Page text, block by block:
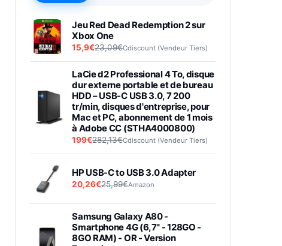
Jeu Red Dead Redemption 2 sur
Xbox One
15,9€23,09€Cdiscount (Vendeur Tiers)
LaCie d2 Professional 4 To, disque
dur externe portable et de bureau
HDD – USB-C USB 3.0, 7 200
tr/min, disques d'entreprise, pour
Mac et PC, abonnement de 1 mois
à Adobe CC (STHA4000800)
199€282,13€Cdiscount (Vendeur Tiers)
HP USB-C to USB 3.0 Adapter
20,26€25,99€Amazon
Samsung Galaxy A80 -
Smartphone 4G (6,7'' - 128GO -
8GO RAM) - OR - Version